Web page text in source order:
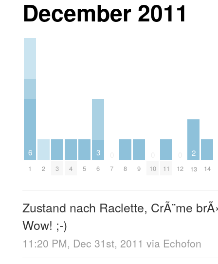
December 2011
6
1 2 3 4 5
3
6 7 8 9 10 11 12
2
13 14
Zustand nach Raclette, CrÃ¨me
Wow! ;-)
11:20 PM, Dec 31st, 2011 via Echofon